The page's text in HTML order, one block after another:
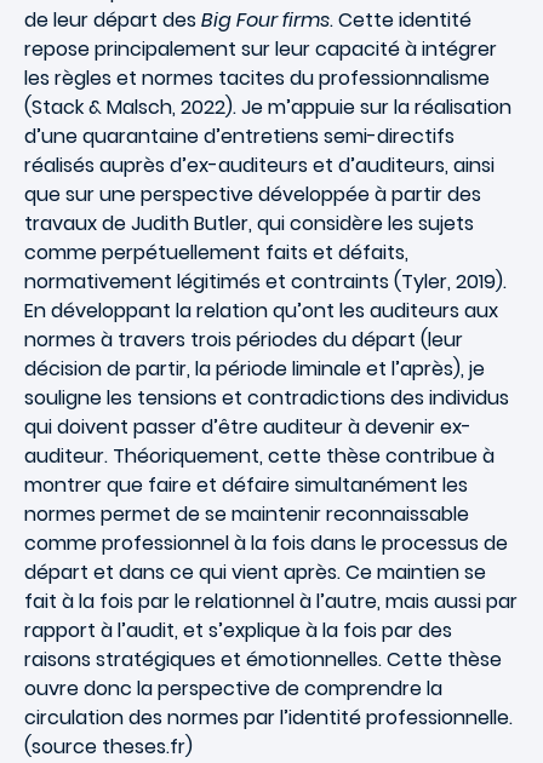
de leur départ desBig Four firms. Cette identité
repose principalement sur leur capacité à intégrer
les règles et normes tacites du professionnalisme
(Stack & Malsch, 2022). Je m’appuie sur la réalisation
d’une quarantaine d’entretiens semi-directifs
réalisés auprès d’ex-auditeurs et d’auditeurs, ainsi
que sur une perspective développée à partir des
travaux de Judith Butler, qui considère les sujets
comme perpétuellement faits et défaits,
normativement légitimés et contraints (Tyler, 2019).
En développant la relation qu’ont les auditeurs aux
normes à travers trois périodes du départ (leur
décision de partir, la période liminale et l’après), je
souligne les tensions et contradictions des individus
qui doivent passer d’être auditeur à devenir ex-
auditeur. Théoriquement, cette thèse contribue à
montrer que faire et défaire simultanément les
normes permet de se maintenir reconnaissable
comme professionnel à la fois dans le processus de
départ et dans ce qui vient après. Ce maintien se
fait à la fois par le relationnel à l’autre, mais aussi par
rapport à l’audit, et s’explique à la fois par des
raisons stratégiques et émotionnelles. Cette thèse
ouvre donc la perspective de comprendre la
circulation des normes par l’identité professionnelle.
(source theses.fr)